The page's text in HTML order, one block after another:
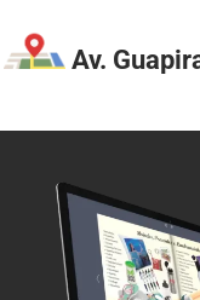
Av.